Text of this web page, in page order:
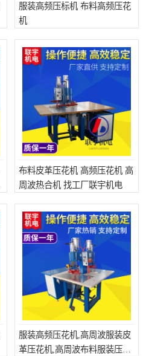
服装高频压标机 布料高频压花
机
布料皮革压花机 高频压花机 高
周波热合机 找工厂联宇机电
服装高频压花机,高周波服装皮
革压花机,高周波布料服装压花